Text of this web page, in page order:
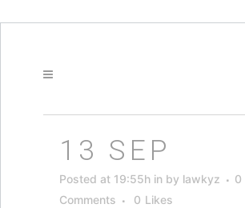
13 SEP
Posted at 19:55h in by lawkyz
0
Comments
0 Likes